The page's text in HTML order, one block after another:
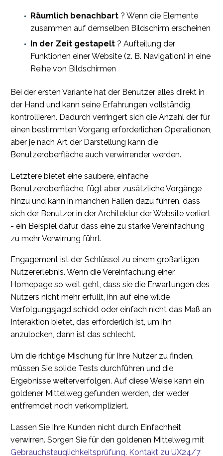
Räumlich benachbart ? Wenn die Elemente
zusammen auf demselben Bildschirm erscheinen
In der Zeit gestapelt ? Aufteilung der
Funktionen einer Website (z. B. Navigation) in eine
Reihe von Bildschirmen
Bei der ersten Variante hat der Benutzer alles direkt in
der Hand und kann seine Erfahrungen vollständig
kontrollieren. Dadurch verringert sich die Anzahl der für
einen bestimmten Vorgang erforderlichen Operationen,
aber je nach Art der Darstellung kann die
Benutzeroberfläche auch verwirrender werden.
Letztere bietet eine saubere, einfache
Benutzeroberfläche, fügt aber zusätzliche Vorgänge
hinzu und kann in manchen Fällen dazu führen, dass
sich der Benutzer in der Architektur der Website verliert
- ein Beispiel dafür, dass eine zu starke Vereinfachung
zu mehr Verwirrung führt.
Engagement ist der Schlüssel zu einem großartigen
Nutzererlebnis. Wenn die Vereinfachung einer
Homepage so weit geht, dass sie die Erwartungen des
Nutzers nicht mehr erfüllt, ihn auf eine wilde
Verfolgungsjagd schickt oder einfach nicht das Maß an
Interaktion bietet, das erforderlich ist, um ihn
anzulocken, dann ist das schlecht.
Um die richtige Mischung für Ihre Nutzer zu finden,
müssen Sie solide Tests durchführen und die
Ergebnisse weiterverfolgen. Auf diese Weise kann ein
goldener Mittelweg gefunden werden, der weder
entfremdet noch verkompliziert.
Lassen Sie Ihre Kunden nicht durch Einfachheit
verwirren. Sorgen Sie für den goldenen Mittelweg mit
Gebrauchstauglichkeitsprüfung. Kontakt zu UX24/7